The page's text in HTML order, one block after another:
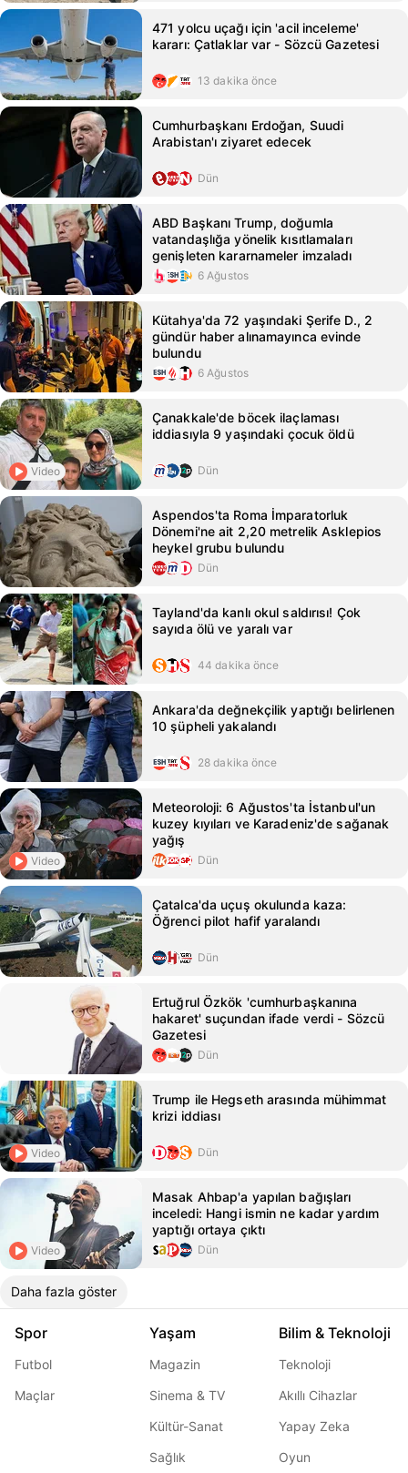
471 yolcu uçağı için 'acil inceleme'
kararı: Çatlaklar var - Sözcü Gazetesi
13 dakika önce
Cumhurbaşkanı Erdoğan, Suudi
Arabistan'ı ziyaret edecek
Dün
ABD Başkanı Trump, doğumla
vatandaşlığa yönelik kısıtlamaları
genişleten kararnameler imzaladı
6 Ağustos
Kütahya'da 72 yaşındaki Şerife D., 2
gündür haber alınamayınca evinde
bulundu
6 Ağustos
Video
Çanakkale'de böcek ilaçlaması
iddiasıyla 9 yaşındaki çocuk öldü
Dün
Aspendos'ta Roma İmparatorluk
Dönemi'ne ait 2,20 metrelik Asklepios
heykel grubu bulundu
Dün
Tayland'da kanlı okul saldırısı! Çok
sayıda ölü ve yaralı var
44 dakika önce
Ankara'da değnekçilik yaptığı belirlenen
10 şüpheli yakalandı
28 dakika önce
Video
Meteoroloji: 6 Ağustos'ta İstanbul'un
kuzey kıyıları ve Karadeniz'de sağanak
yağış
Dün
Çatalca'da uçuş okulunda kaza:
Öğrenci pilot hafif yaralandı
Dün
Ertuğrul Özkök 'cumhurbaşkanına
hakaret' suçundan ifade verdi - Sözcü
Gazetesi
Dün
Video
Trump ile Hegseth arasında mühimmat
krizi iddiası
Dün
Video
Masak Ahbap'a yapılan bağışları
inceledi: Hangi ismin ne kadar yardım
yaptığı ortaya çıktı
Dün
Daha fazla göster
Spor
Futbol
Maçlar
Yaşam
Magazin
Sinema & TV
Kültür-Sanat
Sağlık
Bilim & Teknoloji
Teknoloji
Akıllı Cihazlar
Yapay Zeka
Oyun